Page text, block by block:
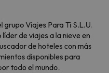
Viajes Para Ti S.L.U.
de viajes a la nieve en
de hoteles con más
disponibles para
todo el mundo.